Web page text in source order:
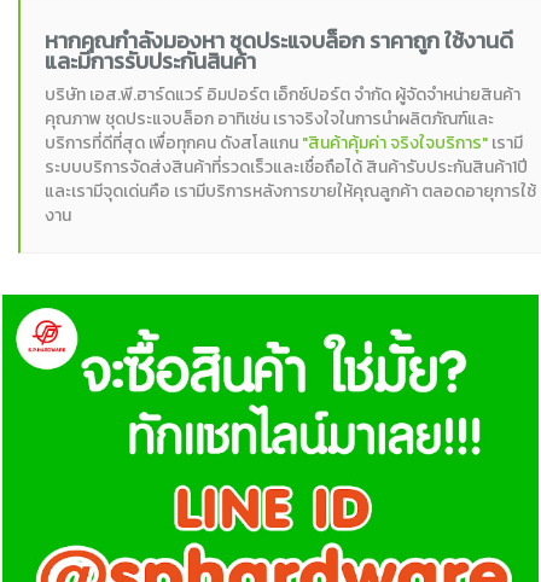
หากคุณกำลังมองหา ชุดประแจบล็อก ราคาถูก ใช้งานดี
และมีการรับประกันสินค้า
บริษัท เอส.พี.ฮาร์ดแวร์ อิมปอร์ต เอ็กซ์ปอร์ต จำกัด ผู้จัดจำหน่ายสินค้า
คุณภาพ ชุดประแจบล็อก อาทิเช่น เราจริงใจในการนำผลิตภัณฑ์และ
บริการที่ดีที่สุด เพื่อทุกคน ดังสโลแกน"สินค้าคุ้มค่า จริงใจบริการ"เรามี
ระบบบริการจัดส่งสินค้าที่รวดเร็วและเชื่อถือได้ สินค้ารับประกันสินค้า1ปี
และเรามีจุดเด่นคือ เรามีบริการหลังการขายให้คุณลูกค้า ตลอดอายุการใช้
งาน